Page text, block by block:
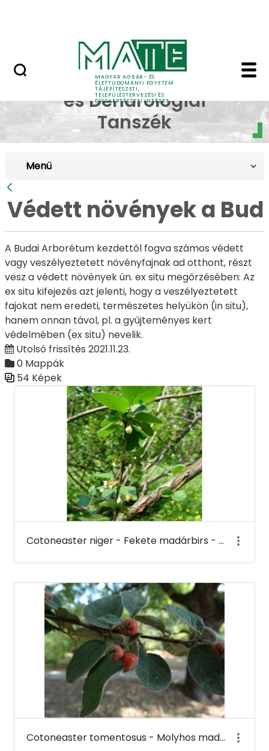
MAGYAR AGRÁR- ÉS
ÉLETTUDOMÁNYI EGYETEM
TÁJÉPÍTÉSZETI,
TELEPÜLÉSTERVEZÉSI ÉS
DÍSZKERTÉSZETI INTÉZET
Védett növények a
Dísznövénytermesztési
és Dendrológiai
Tanszék
Menü
Vissza
Védett növények a
A Budai Arborétum kezdettől fogva számos védett
vagy veszélyeztetett növényfajnak ad otthont, részt
vesz a védett növények ún. ex situ megőrzésében: Az
ex situ kifejezés azt jelenti, hogy a veszélyeztetett
fajokat nem eredeti, természetes helyükön (in situ),
hanem onnan távol, pl. a gyűjteményes kert
védelmében (ex situ) nevelik.
Utolsó frissítés 2021.11.23.
0 Mappák
54 Képek
Cotoneaster niger - Fekete madárbirs - Budai Arborétum
Cotoneaster tomentosus - Molyhos madárbirs - Budai Arborétum